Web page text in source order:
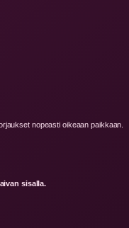
nopeasti oikeaan paikkaan.
sisalla.